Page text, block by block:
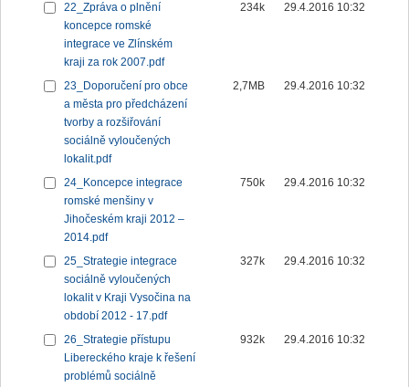
22_Zpráva o plnění
koncepce romské
integrace ve Zlínském
kraji za rok 2007.pdf
234k 29.4.2016 10:32
23_Doporučení pro obce
a města pro předcházení
tvorby a rozšiřování
sociálně vyloučených
lokalit.pdf
2,7MB 29.4.2016 10:32
24_Koncepce integrace
romské menšiny v
Jihočeském kraji 2012 –
2014.pdf
750k 29.4.2016 10:32
25_Strategie integrace
sociálně vyloučených
lokalit v Kraji Vysočina na
období 2012 - 17.pdf
327k 29.4.2016 10:32
26_Strategie přístupu
Libereckého kraje k řešení
problémů sociálně
932k 29.4.2016 10:32